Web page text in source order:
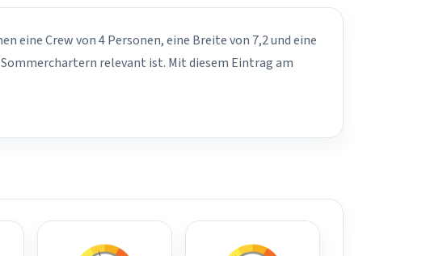
eine Crew von 4 Personen, eine Breite von 7,2 und eine
relevant ist. Mit diesem Eintrag am